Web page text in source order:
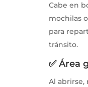
Cabe en
mochilas
para
tránsito.
✅ Área
Al abrirse,